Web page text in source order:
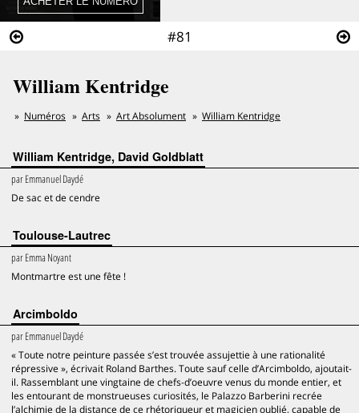
#81
William Kentridge
Numéros Arts Art Absolument William Kentridge
William Kentridge, David Goldblatt
parEmmanuel Daydé
De sac et de cendre
Toulouse-Lautrec
parEmma Noyant
Montmartre est une fête !
Arcimboldo
parEmmanuel Daydé
« Toute notre peinture passée s’est trouvée assujettie à une rationalité
répressive », écrivait Roland Barthes. Toute sauf celle d’Arcimboldo, ajoutait-
il. Rassemblant une vingtaine de chefs-d’oeuvre venus du monde entier, et
les entourant de monstrueuses curiosités, le Palazzo Barberini recrée
l’alchimie de la distance de ce rhétoriqueur et magicien oublié, capable de